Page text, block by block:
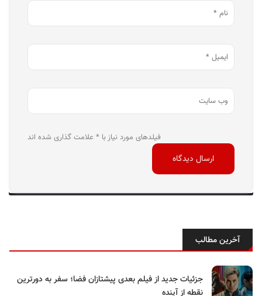
فیلدهای مورد نیاز با * علامت گذاری شده اند
آخرین مطالب
جزئیات جدید از فیلم بعدی پیشتازان فضا؛ سفر به دورترین
نقطه از آینده